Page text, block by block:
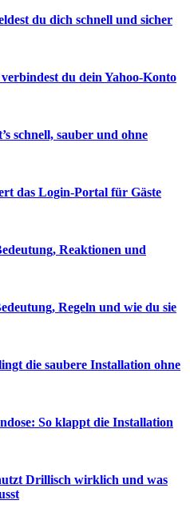
du dich schnell und sicher
du dein Yahoo-Konto
schnell, sauber und ohne
das Login-Portal für Gäste
Reaktionen und
Regeln und wie du sie
die saubere Installation ohne
So klappt die Installation
Drillisch wirklich und was